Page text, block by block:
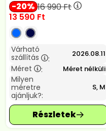
20 16 990Ft
13 590 Ft
Várható
szállítás
: 2026.08.11
Méret : Méret nélküli
Milyen
méretre
ajánljuk?:
S, M